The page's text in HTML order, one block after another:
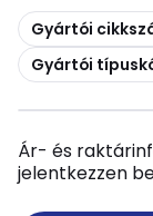
Másolás
Gyártói
Másolás
Gyártói
Ár- és
jelentkezzen